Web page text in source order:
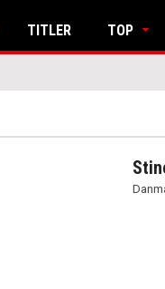
TITLER TOP